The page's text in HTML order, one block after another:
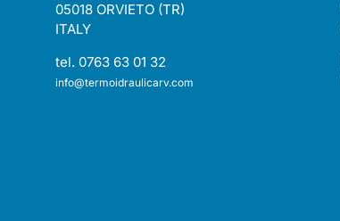
05018 ORVIETO (TR)
ITALY
tel. 0763 63 01 32
info@termoidraulicarv.com